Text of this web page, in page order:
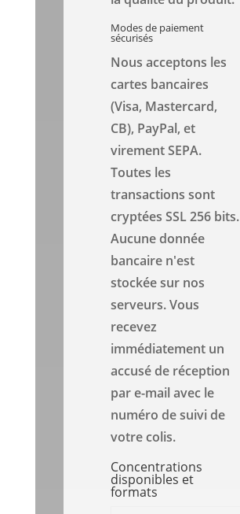
Modes de paiement
sécurisés
Nous acceptons les
cartes bancaires
(Visa, Mastercard,
CB), PayPal, et
virement SEPA.
Toutes les
transactions sont
cryptées SSL 256 bits.
Aucune donnée
bancaire n'est
stockée sur nos
serveurs. Vous
recevez
immédiatement un
accusé de réception
par e-mail avec le
numéro de suivi de
votre colis.
Concentrations
disponibles et
formats